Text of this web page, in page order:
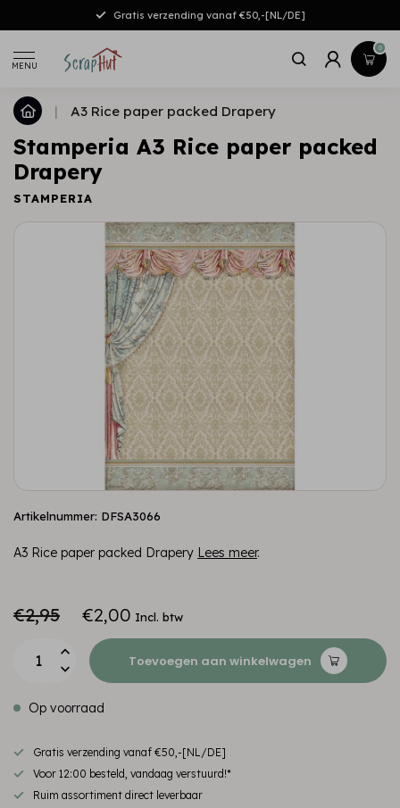
Gratis verzending vanaf €50,-[NL/DE]
MENU
0
| A3 Rice paper packed Drapery
Stamperia A3 Rice paper packed
Drapery
STAMPERIA
Artikelnummer: DFSA3066
A3 Rice paper packed Drapery Lees meer.
€2,95 €2,00 Incl. btw
Toevoegen aan winkelwagen
Op voorraad
Gratis verzending vanaf €50,-[NL/DE]
Voor 12:00 besteld, vandaag verstuurd!*
Ruim assortiment direct leverbaar